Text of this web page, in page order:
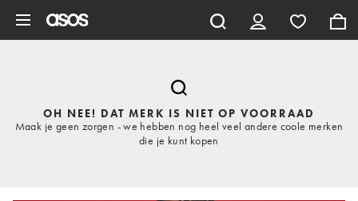
OH NEE! DAT MERK IS NIET OP VOORRAAD
Maak je geen zorgen - we hebben nog heel veel andere coole merken
die je kunt kopen